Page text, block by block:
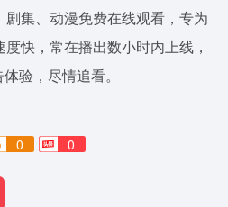
集、动漫免费在线观看，专为
快，常在播出数小时内上线，
验，尽情追看。
0 0